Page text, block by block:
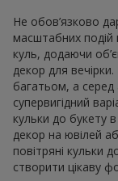
Не обов’язково
масштабних подій
куль, додаючи
декор для
багатьом, а серед
супервигідний
кульки до букету
декор на ювілей
повітряні кульки
створити цікаву